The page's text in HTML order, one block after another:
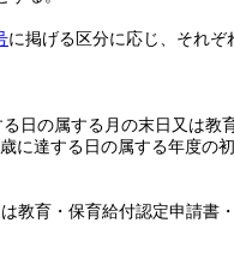
に掲げる区分に応じ、それぞ
の属する月の末日又は教
に達する日の属する年度の
は教育・保育給付認定申請書